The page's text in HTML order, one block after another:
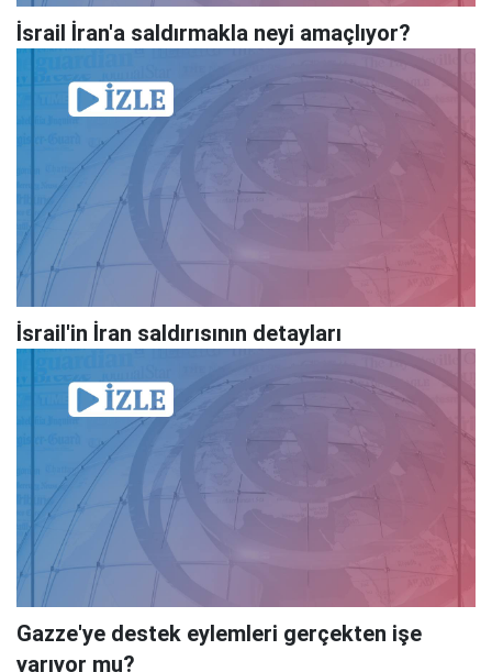
İsrail İran'a saldırmakla neyi amaçlıyor?
İsrail'in İran saldırısının detayları
Gazze'ye destek eylemleri gerçekten işe
yarıyor mu?